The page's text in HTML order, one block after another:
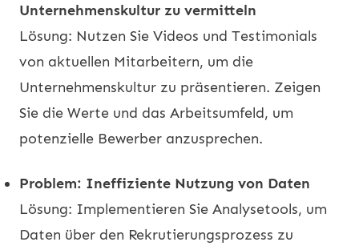
Unternehmenskultur zu vermitteln
Lösung: Nutzen Sie Videos und Testimonials
von aktuellen Mitarbeitern, um die
Unternehmenskultur zu präsentieren. Zeigen
Sie die Werte und das Arbeitsumfeld, um
potenzielle Bewerber anzusprechen.
Problem: Ineffiziente Nutzung von Daten
Lösung: Implementieren Sie Analysetools, um
Daten über den Rekrutierungsprozess zu